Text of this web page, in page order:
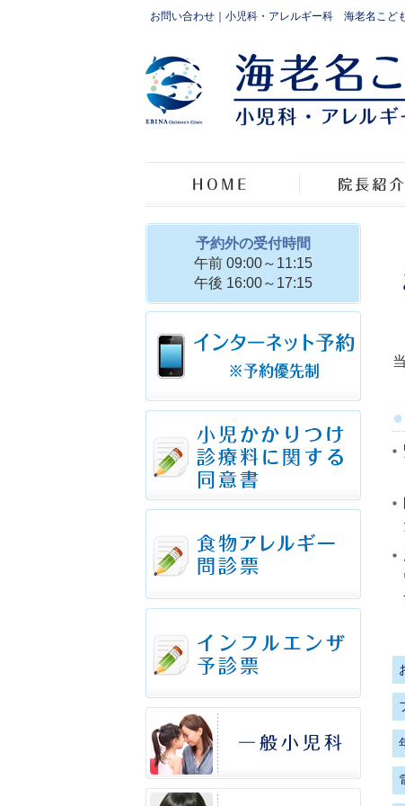
お問い合わせ｜小児科・アレルギー科 海老名こど
予約外の受付時間
午前 09:00～11:15
午後 16:00～17:15